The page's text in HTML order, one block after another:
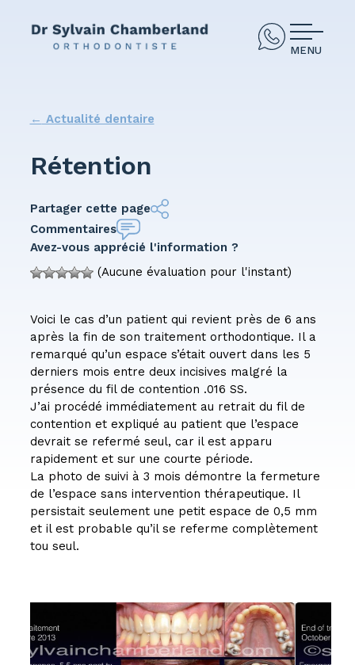
MENU
← Actualité dentaire
Rétention
Partager cette page
Commentaires
Avez-vous apprécié l'information ?
(Aucune évaluation pour l'instant)
Voici le cas d’un patient qui revient près de 6 ans
après la fin de son traitement orthodontique. Il a
remarqué qu’un espace s’était ouvert dans les 5
derniers mois entre deux incisives malgré la
présence du fil de contention .016 SS.
J’ai procédé immédiatement au retrait du fil de
contention et expliqué au patient que l’espace
devrait se refermé seul, car il est apparu
rapidement et sur une courte période.
La photo de suivi à 3 mois démontre la fermeture
de l’espace sans intervention thérapeutique. Il
persistait seulement une petit espace de 0,5 mm
et il est probable qu’il se referme complètement
tou seul.